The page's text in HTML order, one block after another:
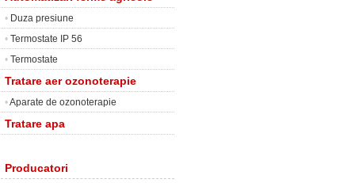
• Duza presiune
• Termostate IP 56
• Termostate
Tratare aer ozonoterapie
•Aparate de ozonoterapie
Tratare apa
Producatori